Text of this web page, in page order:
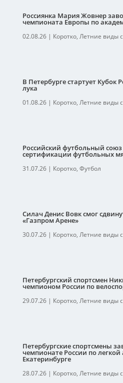
Россиянка Мария Жовнер
чемпионата Европы по
02.08.26| Коротко, Летние виды
В Петербурге стартует Кубок
лука
01.08.26| Коротко, Летние виды
Российский футбольный
сертификации футбольных
31.07.26| Коротко, Футбол
Силач Денис Вовк смог
«Газпром Арене»
30.07.26| Коротко, Летние виды
Петербургский спортсмен
чемпионом России по
29.07.26| Коротко, Летние виды
Петербургские спортсмены
чемпионате России по легкой
Екатеринбурге
28.07.26| Коротко, Летние виды